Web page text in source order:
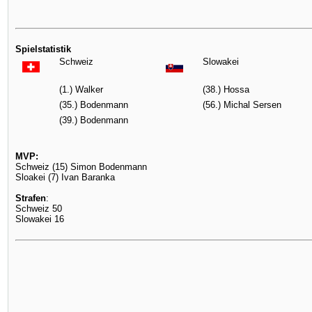
Spielstatistik
Schweiz
Slowakei
(1.) Walker
(38.) Hossa
(35.) Bodenmann
(56.) Michal Sersen
(39.) Bodenmann
MVP:
Schweiz (15) Simon Bodenmann
Sloakei (7) Ivan Baranka
Strafen:
Schweiz 50
Slowakei 16